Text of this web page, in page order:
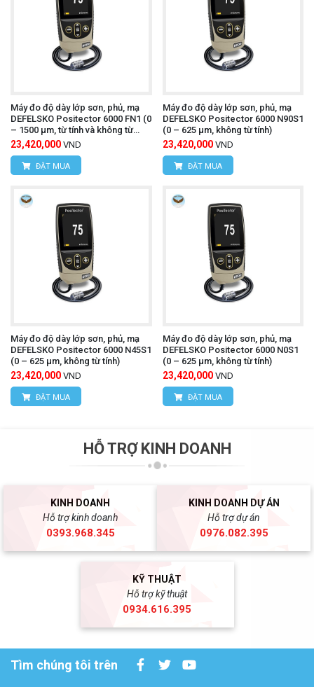
Máy đo độ dày lớp sơn, phủ, mạ
DEFELSKO Positector 6000 FN1 (0
– 1500 µm, từ tính và không từ
tính)
23,420,000 VND
ĐẶT MUA
Máy đo độ dày lớp sơn, phủ, mạ
DEFELSKO Positector 6000 N90S1
(0 – 625 µm, không từ tính)
23,420,000 VND
ĐẶT MUA
Máy đo độ dày lớp sơn, phủ, mạ
DEFELSKO Positector 6000 N45S1
(0 – 625 µm, không từ tính)
23,420,000 VND
ĐẶT MUA
Máy đo độ dày lớp sơn, phủ, mạ
DEFELSKO Positector 6000 N0S1
(0 – 625 µm, không từ tính)
23,420,000 VND
ĐẶT MUA
HỖ TRỢ KINH DOANH
KINH DOANH
Hỗ trợ kinh doanh
0393.968.345
KINH DOANH DỰ ÁN
Hỗ trợ dự án
0976.082.395
KỸ THUẬT
Hỗ trợ kỹ thuật
0934.616.395
Tìm chúng tôi trên